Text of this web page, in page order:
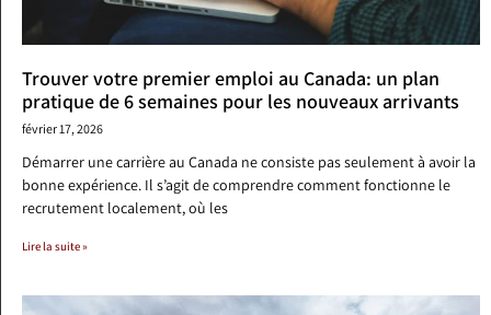
Trouver votre premier emploi au Canada: un plan
pratique de 6 semaines pour les nouveaux arrivants
février 17, 2026
Démarrer une carrière au Canada ne consiste pas seulement à avoir la
bonne expérience. Il s’agit de comprendre comment fonctionne le
recrutement localement, où les
Lire la suite »